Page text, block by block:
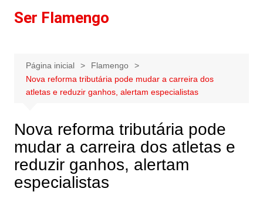
paraSer Flamengo
Página inicial
Flamengo
Nova reforma tributária pode mudar a carreira dos
atletas e reduzir ganhos, alertam especialistas
Nova reforma tributária pode
mudar a carreira dos atletas e
reduzir ganhos, alertam
especialistas